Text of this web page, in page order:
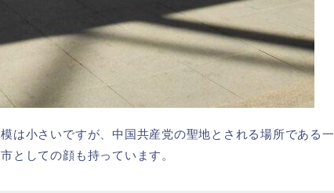
は小さいですが、中国共産党の聖地とされる場所である一
としての顔も持っています。